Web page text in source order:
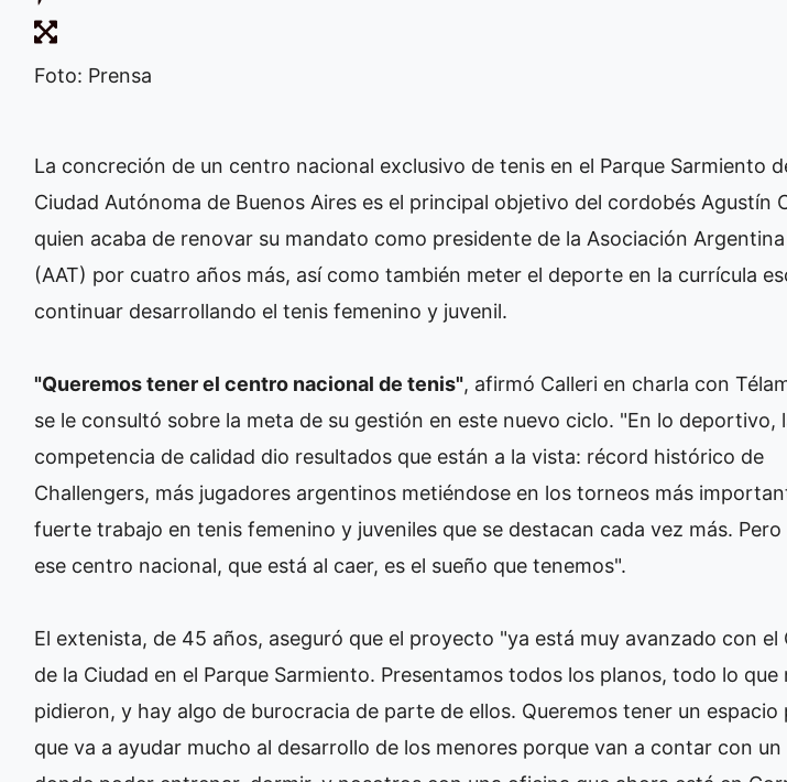
Foto: Prensa
La concreción de un centro nacional exclusivo de tenis en el Parque Sarmiento
Ciudad Autónoma de Buenos Aires es el principal objetivo del cordobés Agustín
quien acaba de renovar su mandato como presidente de la Asociación
(AAT) por cuatro años más, así como también meter el deporte en la currícula
continuar desarrollando el tenis femenino y juvenil.
"Queremos tener el centro nacional de tenis", afirmó Calleri en charla con
se le consultó sobre la meta de su gestión en este nuevo ciclo. "En lo deportivo,
competencia de calidad dio resultados que están a la vista: récord histórico de
Challengers, más jugadores argentinos metiéndose en los torneos más
fuerte trabajo en tenis femenino y juveniles que se destacan cada vez más.
ese centro nacional, que está al caer, es el sueño que tenemos".
El extenista, de 45 años, aseguró que el proyecto "ya está muy avanzado con el
de la Ciudad en el Parque Sarmiento. Presentamos todos los planos, todo lo que
pidieron, y hay algo de burocracia de parte de ellos. Queremos tener un espacio
que va a ayudar mucho al desarrollo de los menores porque van a contar con un